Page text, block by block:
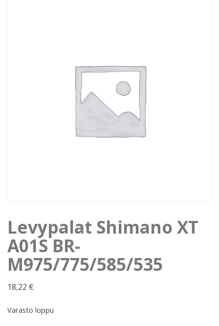
Levypalat Shimano XT
A01S BR-
M975/775/585/535
18,22 €
Varasto loppu